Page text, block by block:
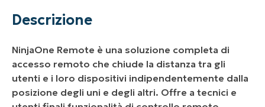
Descrizione
NinjaOne Remote è una soluzione completa di
accesso remoto che chiude la distanza tra gli
utenti e i loro dispositivi indipendentemente dalla
posizione degli uni e degli altri. Offre a tecnici e